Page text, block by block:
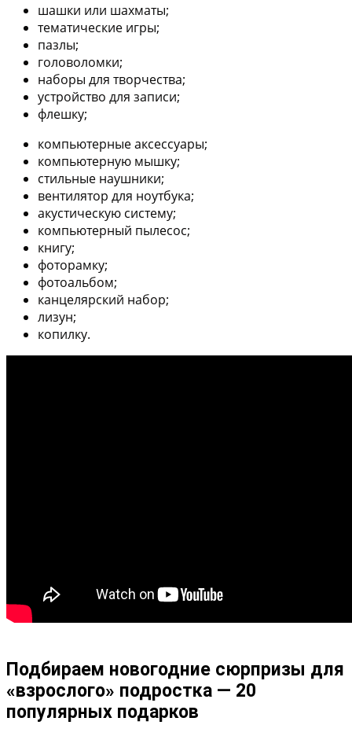
шашки или шахматы;
тематические игры;
пазлы;
головоломки;
наборы для творчества;
устройство для записи;
флешку;
компьютерные аксессуары;
компьютерную мышку;
стильные наушники;
вентилятор для ноутбука;
акустическую систему;
компьютерный пылесос;
книгу;
фоторамку;
фотоальбом;
канцелярский набор;
лизун;
копилку.
Подбираем новогодние сюрпризы для
«взрослого» подростка — 20
популярных подарков